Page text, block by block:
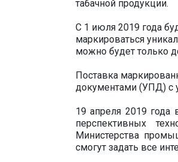
табачной продукции.
С 1 июля 2019 года
маркироваться
можно будет только
Поставка
документами (УПД) с
19 апреля 2019 года
перспективных
Министерства
смогут задать все